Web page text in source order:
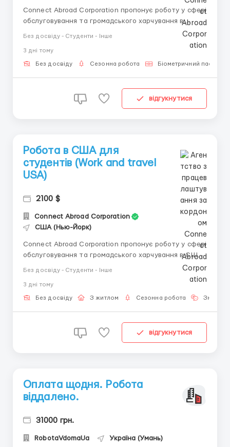
Connect Abroad Corporation пропонує роботу у сфері
обслуговування та громадського харчування в
обслуговування Залежить від вакансії (покоївка,
ресепшен, сервіс, хостес, офіціант) П...
Без досвіду - Студенти - Інше
3 днi тому
Без досвіду Сезонна робота Біометричний паспорт
відгукнутися
Робота в США для
студентів (Work and travel
USA)
2100 $
Connect Abroad Corporation
США (Нью-Йорк)
Connect Abroad Corporation пропонує роботу у сферi
обслуговування та громадського харчування в США.
обслуговування Залежить від вакансії (покоївка,
ресепшен, сервіс, хостес, офіціант) Попередні...
Без досвіду - Студенти - Інше
3 днi тому
Без досвіду З житлом Сезонна робота Знання
відгукнутися
Оплата щодня. Робота
віддалено.
31000 грн.
RobotaVdomaUa Україна (Умань)